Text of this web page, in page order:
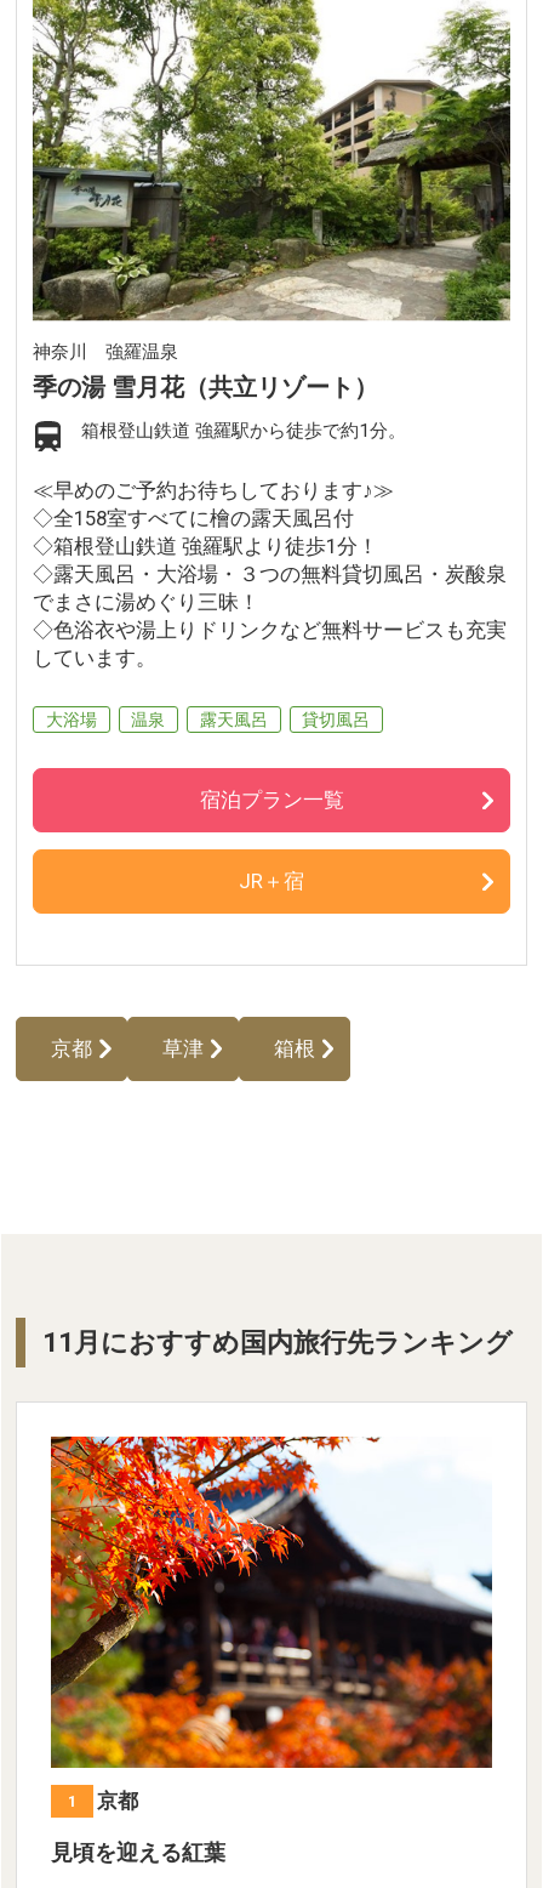
神奈川 強羅温泉
季の湯 雪月花（共立リゾート）
箱根登山鉄道 強羅駅から徒歩で約1分。
≪早めのご予約お待ちしております♪≫
◇全158室すべてに檜の露天風呂付
◇箱根登山鉄道 強羅駅より徒歩1分！
◇露天風呂・大浴場・３つの無料貸切風呂・炭酸泉
でまさに湯めぐり三昧！
◇色浴衣や湯上りドリンクなど無料サービスも充実
しています。
大浴場 温泉 露天風呂 貸切風呂
宿泊プラン一覧
JR＋宿
京都 草津 箱根
11月におすすめ国内旅行先ランキング
1
京都
見頃を迎える紅葉